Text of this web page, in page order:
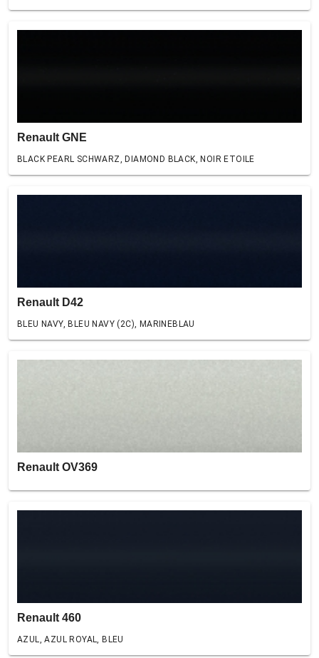
Renault GNE
BLACK PEARL SCHWARZ, DIAMOND BLACK, NOIR ETOILE
Renault D42
BLEU NAVY, BLEU NAVY (2C), MARINEBLAU
Renault OV369
Renault 460
AZUL, AZUL ROYAL, BLEU